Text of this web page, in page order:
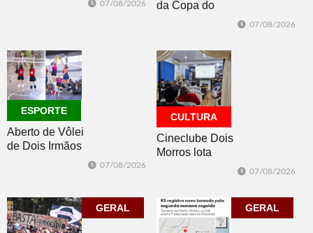
07/08/2026
da Copa do
Brasil 2026: veja
do sorteio
07/08/2026
ESPORTE
Aberto de Vôlei
de Dois Irmãos
jogos
07/08/2026
CULTURA
Cineclube Dois
Morros lota
corpo que cai”
07/08/2026
GERAL GERAL